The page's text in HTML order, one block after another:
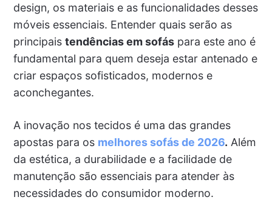
design, os materiais e as funcionalidades desses
móveis essenciais. Entender quais serão as
principais tendências em sofáspara este ano é
fundamental para quem deseja estar antenado e
criar espaços sofisticados, modernos e
aconchegantes.
A inovação nos tecidos é uma das grandes
apostas para os melhores sofás de 2026. Além
da estética, a durabilidade e a facilidade de
manutenção são essenciais para atender às
necessidades do consumidor moderno.